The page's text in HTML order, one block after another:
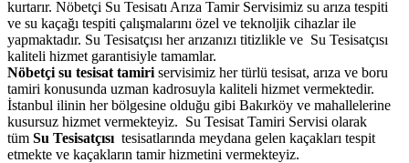
kurtarır. Nöbetçi Su Tesisatı Arıza Tamir Servisimiz su arıza tespiti
ve su kaçağı tespiti çalışmalarını özel ve teknoljik cihazlar ile
yapmaktadır. Su Tesisatçısı her arızanızı titizlikle ve Su Tesisatçısı
kaliteli hizmet garantisiyle tamamlar.
Nöbetçi su tesisat tamiri servisimiz her türlü tesisat, arıza ve boru
tamiri konusunda uzman kadrosuyla kaliteli hizmet vermektedir.
İstanbul ilinin her bölgesine olduğu gibi Bakırköy ve mahallelerine
kusursuz hizmet vermekteyiz. Su Tesisat Tamiri Servisi olarak
tüm Su Tesisatçısı tesisatlarında meydana gelen kaçakları tespit
etmekte ve kaçakların tamir hizmetini vermekteyiz.